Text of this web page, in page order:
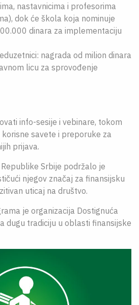
nastavnicima i profesorima
dok će škola koja nominuje
dinara za implementaciju
nagrada od milion dinara
licu za sprovođenje
info-sesije i vebinare, tokom
korisne savete i preporuke za
prijava.
Srbije podržalo je
njegov značaj za finansijsku
uticaj na društvo.
je organizacija Dostignuća
dugu tradiciju u oblasti finansijske